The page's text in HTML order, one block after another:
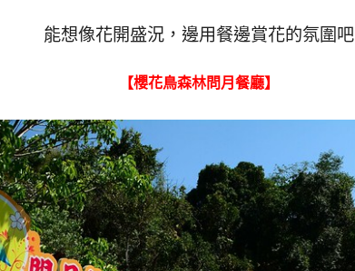
能想像花開盛況，邊用餐邊賞花的氛圍吧
【櫻花鳥森林問月餐廳】